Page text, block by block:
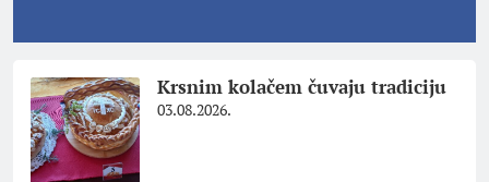
Krsnim kolačem čuvaju tradiciju
03.08.2026.